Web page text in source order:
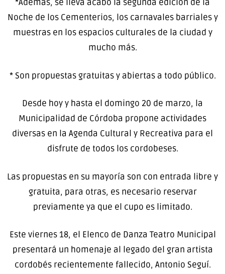
*Además, se lleva acabo la segunda edición de la
Noche de los Cementerios, los carnavales barriales y
muestras en los espacios culturales de la ciudad y
mucho más.
* Son propuestas gratuitas y abiertas a todo público.
Desde hoy y hasta el domingo 20 de marzo, la
Municipalidad de Córdoba propone actividades
diversas en la Agenda Cultural y Recreativa para el
disfrute de todos los cordobeses.
Las propuestas en su mayoría son con entrada libre y
gratuita, para otras, es necesario reservar
previamente ya que el cupo es limitado.
Este viernes 18, el Elenco de Danza Teatro Municipal
presentará un homenaje al legado del gran artista
cordobés recientemente fallecido, Antonio Seguí.